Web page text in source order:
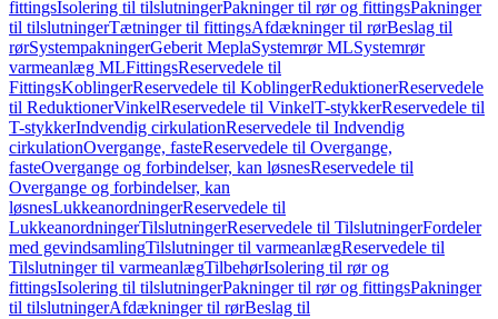
fittingsIsolering til tilslutningerPakninger til rør og fittingsPakninger
til tilslutningerTætninger til fittingsAfdækninger til rørBeslag til
rørSystempakningerGeberit MeplaSystemrør MLSystemrør
varmeanlæg MLFittingsReservedele til
FittingsKoblingerReservedele til KoblingerReduktionerReservedele
til ReduktionerVinkelReservedele til VinkelT-stykkerReservedele til
T-stykkerIndvendig cirkulationReservedele til Indvendig
cirkulationOvergange, fasteReservedele til Overgange,
fasteOvergange og forbindelser, kan løsnesReservedele til
Overgange og forbindelser, kan
løsnesLukkeanordningerReservedele til
LukkeanordningerTilslutningerReservedele til TilslutningerFordeler
med gevindsamlingTilslutninger til varmeanlægReservedele til
Tilslutninger til varmeanlægTilbehørIsolering til rør og
fittingsIsolering til tilslutningerPakninger til rør og fittingsPakninger
til tilslutningerAfdækninger til rørBeslag til